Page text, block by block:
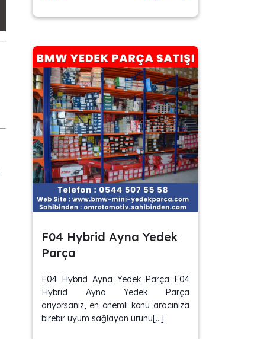
F04 Hybrid Ayna Yedek
Parça
F04 Hybrid Ayna Yedek Parça F04
Hybrid Ayna Yedek Parça
arıyorsanız, en önemli konu aracınıza
birebir uyum sağlayan ürünü[…]